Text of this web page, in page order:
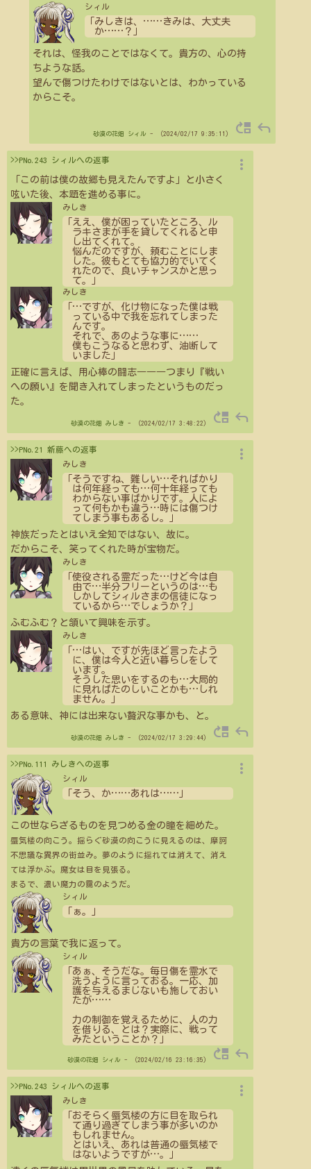
シィル
「みしきは、 …… きみは、大丈夫
か…… ？」
それは、怪我のことではなくて。貴方の、心の持
ちような話。
望んで傷つけたわけではないとは、わかっている
からこそ。
砂漠の花畑 シィル - （2024/02/17 9:35:11） move_up reply
>>PNo.243 シィルへの返事
「この前は僕の故郷も見えたんですよ」と小さく
呟いた後、本題を進める事に。
みしき
「ええ、僕が困っていたところ、ル
ラキさまが手を貸してくれると申
し出てくれて。
悩んだのですが、頼むことにしま
した。彼もとても協力的でいてく
れたので、良いチャンスかと思っ
て。」
みしき
…ですが、化け物になった僕は戦
っている中で我を忘れてしまった
んです。
それで、あのような事に……
僕もこうなると思わず、油断して
いました」
正確に言えば、用心棒の闘志―――つまり『戦い
への願い』を聞き入れてしまったというものだっ
た。
more_vert
砂漠の花畑 みしき - （2024/02/17 3:48:22） move_up reply
>>PNo.21 新藤への返事
みしき
「そうですね、難しい…そればかり
は何年経っても …何十年経っても
わからない事ばかりです。人によ
って何もかも違う …時には傷つけ
てしまう事もあるし。」
神族だったとはいえ全知ではない、故に。
だからこそ、笑ってくれた時が宝物だ。
みしき
「使役される霊だった…けど今は自
由で…半分フリーというのは…も
しかしてシィルさまの信徒になっ
ているから…でしょうか？」
ふむふむ？と頷いて興味を示す。
みしき
…はい、ですが先ほど言ったよう
に、僕は今人と近い暮らしをして
います。
そうした思いをするのも …大局的
に見ればたのしいことかも … しれ
ません。」
ある意味、神には出来ない贅沢な事かも、と。
more_vert
砂漠の花畑 みしき - （2024/02/17 3:29:44） move_up reply
>>PNo.111 みしきへの返事
シィル
「そう、か……あれは……
この世ならざるものを見つめる金の瞳を細めた。
蜃気楼の向こう。揺らぐ砂漠の向こうに見えるのは、摩訶
不思議な異界の街並み。夢のように揺れては消えて、消え
ては浮かぶ。魔女は目を見張る。
まるで、濃い魔力の靄のようだ。
シィル
「ぁ。」
貴方の言葉で我に返って。
シィル
「あぁ、そうだな。毎日傷を霊水で
洗うように言っておる。一応、加
護を与えるまじないも施しておい
たが……
力の制御を覚えるために、人の力
を借りる、とは？実際に、戦って
みたということか？」
more_vert
砂漠の花畑 シィル - （2024/02/16 23:16:35） move_up reply
>>PNo.243 シィルへの返事
みしき
「おそらく蜃気楼の方に目を取られ
て通り過ぎてしまう事が多いのか
もしれません。
とはいえ、あれは普通の蜃気楼で
はないようですが…。」
more_vert